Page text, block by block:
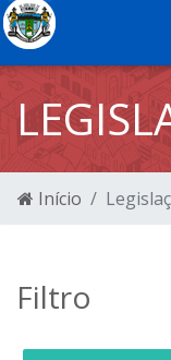
Início
Filtro